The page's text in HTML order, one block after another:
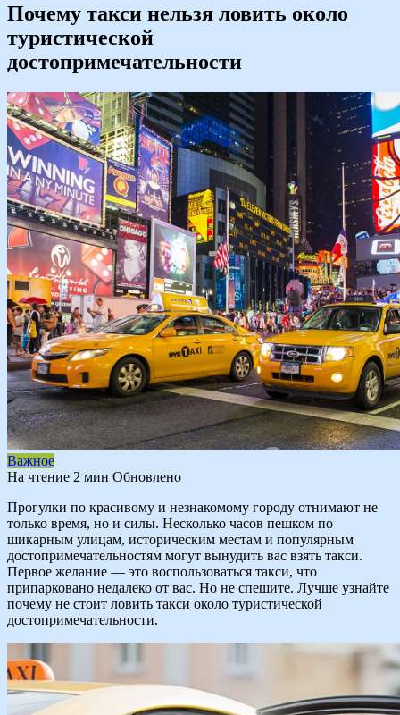
Почему такси нельзя ловить около
туристической
достопримечательности
Важное
На чтение 2 мин Обновлено
Прогулки по красивому и незнакомому городу отнимают не
только время, но и силы. Несколько часов пешком по
шикарным улицам, историческим местам и популярным
достопримечательностям могут вынудить вас взять такси.
Первое желание — это воспользоваться такси, что
припарковано недалеко от вас. Но не спешите. Лучше узнайте
почему не стоит ловить такси около туристической
достопримечательности.